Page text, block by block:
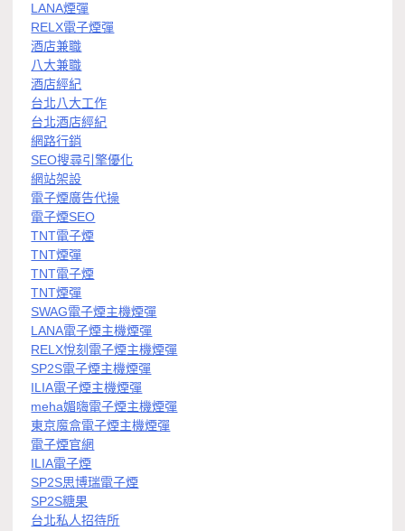
LANA煙彈
RELX電子煙彈
酒店兼職
八大兼職
酒店經紀
台北八大工作
台北酒店經紀
網路行銷
SEO搜尋引擎優化
網站架設
電子煙廣告代操
電子煙SEO
TNT電子煙
TNT煙彈
TNT電子煙
TNT煙彈
SWAG電子煙主機煙彈
LANA電子煙主機煙彈
RELX悅刻電子煙主機煙彈
SP2S電子煙主機煙彈
ILIA電子煙主機煙彈
meha媚嗨電子煙主機煙彈
東京魔盒電子煙主機煙彈
電子煙官網
ILIA電子煙
SP2S思博瑞電子煙
SP2S糖果
台北私人招待所